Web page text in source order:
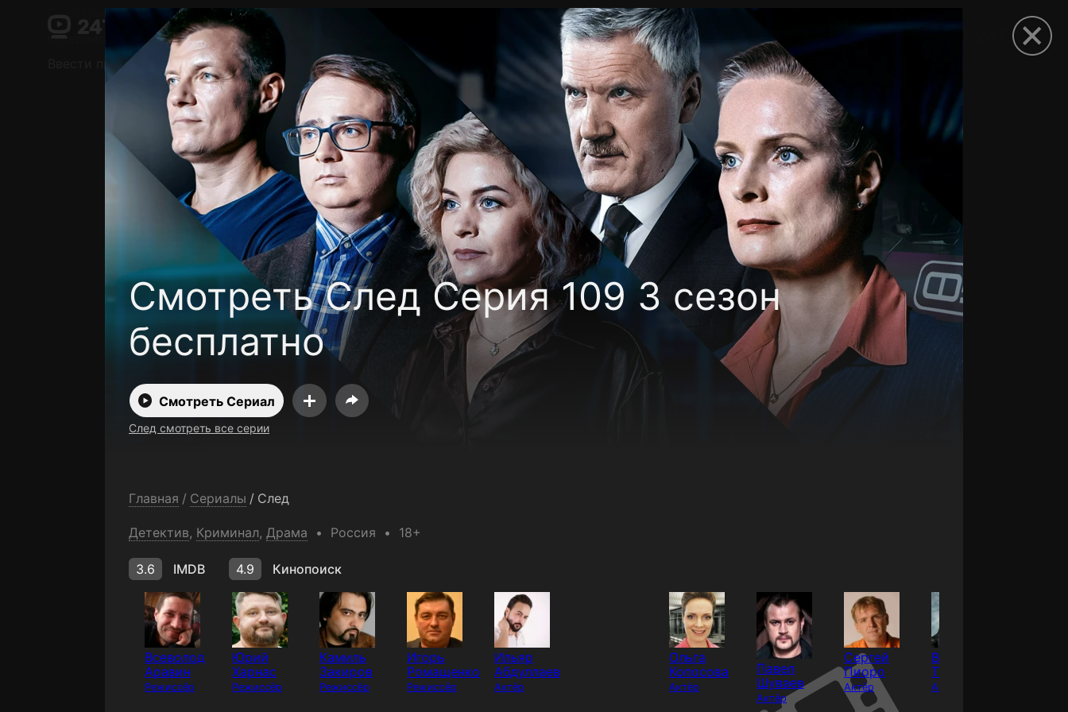
Смотреть След Серия 109 3 сезон
бесплатно
Смотреть Сериал
След смотреть все серии
Главная / Сериалы / След
Детектив, Криминал, Драма Россия 18+
3.6 IMDB 4.9 Кинопоиск
Всеволод
Аравин
Режиссёр
Юрий
Харнас
Режиссёр
Камиль
Закиров
Режиссёр
Игорь
Ромащенко
Режиссёр
Ильяр
Абдуллаев
Актёр
Ольга
Копосова
Актёр
Павел
Шуваев
Актёр
Сергей
Пиоро
Актёр
Владимир
Ташлыков
Актёр
Поддержка: support@24h.tv
Пользовательское соглашение Для партнёров
Открыть приложение
Ввести промокод
Установить на ТВ Бесплатные каналы